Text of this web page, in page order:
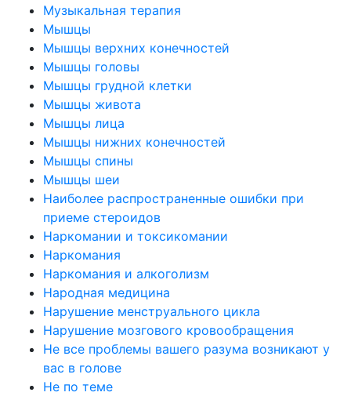
Музыкальная терапия
Мышцы
Мышцы верхних конечностей
Мышцы головы
Мышцы грудной клетки
Мышцы живота
Мышцы лица
Мышцы нижних конечностей
Мышцы спины
Мышцы шеи
Наиболее распространенные ошибки при
приеме стероидов
Наркомании и токсикомании
Наркомания
Наркомания и алкоголизм
Народная медицина
Нарушение менструального цикла
Нарушение мозгового кровообращения
Не все проблемы вашего разума возникают у
вас в голове
Не по теме